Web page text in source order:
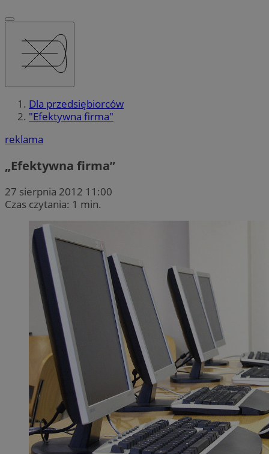
Dla przedsiębiorców
"Efektywna firma"
reklama
„Efektywna firma”
27 sierpnia 2012 11:00
Czas czytania: 1 min.